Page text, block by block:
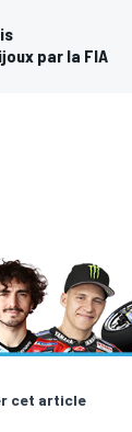
par la FIA
cet article